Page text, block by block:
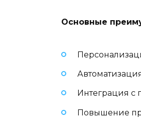
Основные
Интеграция
Повышение